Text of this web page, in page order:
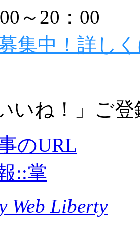
～20：00
集中！詳し
ね！」ご登
のURL
::掌
Web Liberty